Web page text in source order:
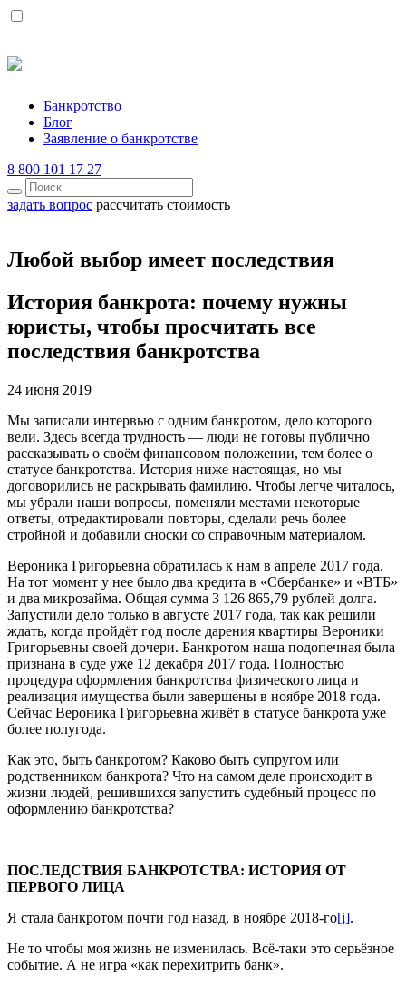
Банкротство
Блог
Заявление о банкротстве
8 800 101 17 27
задать вопрос рассчитать стоимость
Любой выбор имеет последствия
История банкрота: почему нужны
юристы, чтобы просчитать все
последствия банкротства
24 июня 2019
Мы записали интервью с одним банкротом, дело которого
вели. Здесь всегда трудность — люди не готовы публично
рассказывать о своём финансовом положении, тем более о
статусе банкротства. История ниже настоящая, но мы
договорились не раскрывать фамилию. Чтобы легче читалось,
мы убрали наши вопросы, поменяли местами некоторые
ответы, отредактировали повторы, сделали речь более
стройной и добавили сноски со справочным материалом.
Вероника Григорьевна обратилась к нам в апреле 2017 года.
На тот момент у нее было два кредита в «Сбербанке» и «ВТБ»
и два микрозайма. Общая сумма 3 126 865,79 рублей долга.
Запустили дело только в августе 2017 года, так как решили
ждать, когда пройдёт год после дарения квартиры Вероники
Григорьевны своей дочери. Банкротом наша подопечная была
признана в суде уже 12 декабря 2017 года. Полностью
процедура оформления банкротства физического лица и
реализация имущества были завершены в ноябре 2018 года.
Сейчас Вероника Григорьевна живёт в статусе банкрота уже
более полугода.
Как это, быть банкротом? Каково быть супругом или
родственником банкрота? Что на самом деле происходит в
жизни людей, решившихся запустить судебный процесс по
оформлению банкротства?
ПОСЛЕДСТВИЯ БАНКРОТСТВА: ИСТОРИЯ ОТ
ПЕРВОГО ЛИЦА
Я стала банкротом почти год назад, в ноябре 2018-го[i].
Не то чтобы моя жизнь не изменилась. Всё-таки это серьёзное
событие. А не игра «как перехитрить банк».